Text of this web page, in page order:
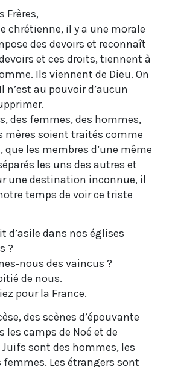
Frères,
chrétienne, il y a une morale
des devoirs et reconnaît
et ces droits, tiennent à
Ils viennent de Dieu. On
n’est au pouvoir d’aucun
des femmes, des hommes,
mères soient traités comme
les membres d’une même
les uns des autres et
une destination inconnue, il
temps de voir ce triste
d’asile dans nos églises
?
des vaincus ?
de nous.
pour la France.
des scènes d’épouvante
les camps de Noé et de
Juifs sont des hommes, les
femmes. Les étrangers sont